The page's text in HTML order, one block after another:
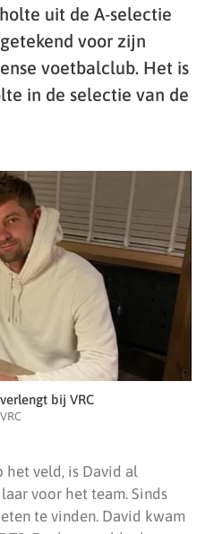
uit de A-selectie
voor zijn
voetbalclub. Het is
in de selectie van de
bij VRC
het veld, is David al
voor het team. Sinds
te vinden. David kwam